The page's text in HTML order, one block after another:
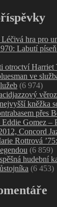
hra pro
Labutí
otroctví Harriet
ve
(6 974)
kněžka
přes
Gomez –
Concord
Rottrová
(6 859)
hudební
(6 453)